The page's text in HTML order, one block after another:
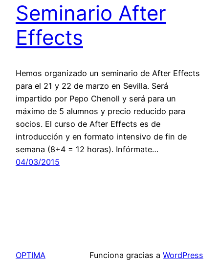
Seminario After
Effects
Hemos organizado un seminario de After Effects
para el 21 y 22 de marzo en Sevilla. Será
impartido por Pepo Chenoll y será para un
máximo de 5 alumnos y precio reducido para
socios. El curso de After Effects es de
introducción y en formato intensivo de fin de
semana (8+4 = 12 horas). Infórmate…
04/03/2015
OPTIMA Funciona gracias a WordPress